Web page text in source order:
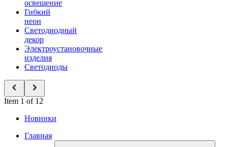
освещение
Гибкий
неон
Светодиодный
декор
Электроустановочные
изделия
Светодиоды
Item 1 of 12
Новинки
Главная